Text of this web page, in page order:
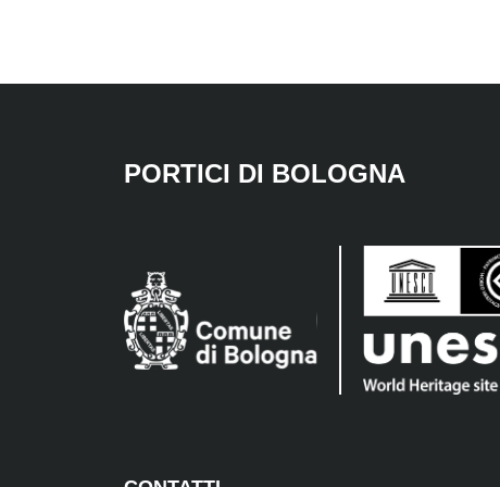
PORTICI DI BOLOGNA